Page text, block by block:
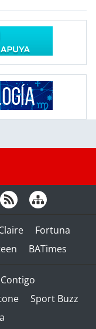
Fortuna
BATimes
Contigo
Sport Buzz